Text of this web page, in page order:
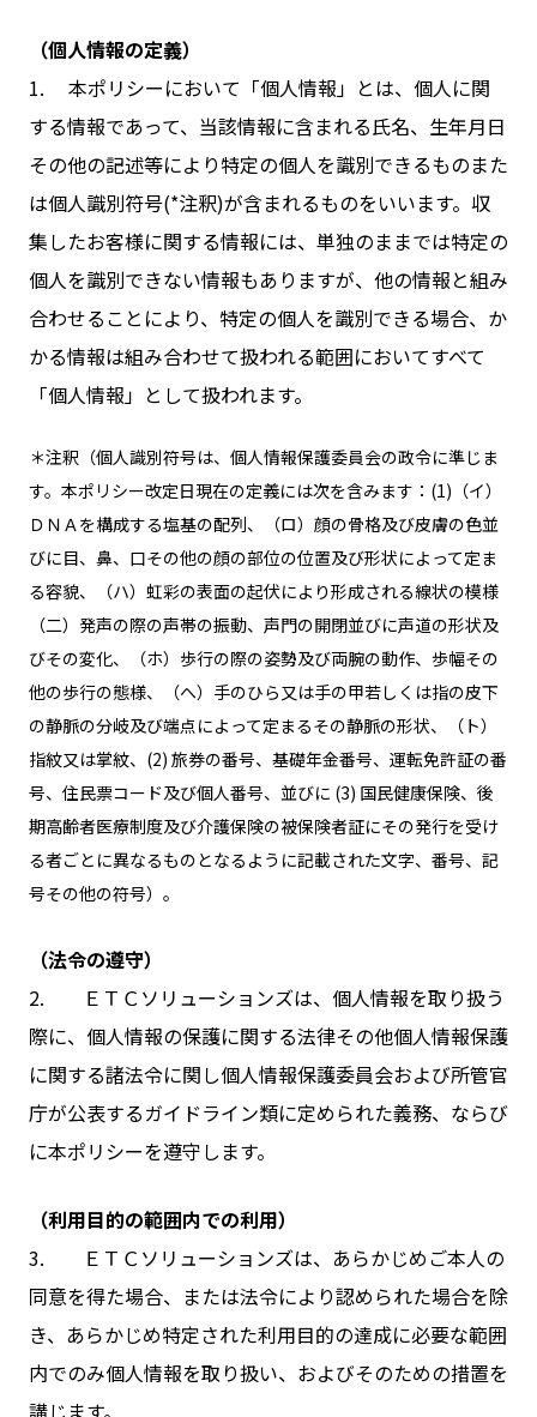
（個人情報の定義）
1. 本ポリシーにおいて「個人情報」とは、個人に関
する情報であって、当該情報に含まれる氏名、生年月日
その他の記述等により特定の個人を識別できるものまた
は個人識別符号(*注釈)が含まれるものをいいます。収
集したお客様に関する情報には、単独のままでは特定の
個人を識別できない情報もありますが、他の情報と組み
合わせることにより、特定の個人を識別できる場合、か
かる情報は組み合わせて扱われる範囲においてすべて
「個人情報」として扱われます。
＊注釈（個人識別符号は、個人情報保護委員会の政令に準じま
す。本ポリシー改定日現在の定義には次を含みます：(1)（イ）
ＤＮＡを構成する塩基の配列、（ロ）顔の骨格及び皮膚の色並
びに目、鼻、口その他の顔の部位の位置及び形状によって定ま
る容貌、（ハ）虹彩の表面の起伏により形成される線状の模様
（二）発声の際の声帯の振動、声門の開閉並びに声道の形状及
びその変化、（ホ）歩行の際の姿勢及び両腕の動作、歩幅その
他の歩行の態様、（へ）手のひら又は手の甲若しくは指の皮下
の静脈の分岐及び端点によって定まるその静脈の形状、（ト）
指紋又は掌紋、(2) 旅券の番号、基礎年金番号、運転免許証の番
号、住民票コード及び個人番号、並びに (3) 国民健康保険、後
期高齢者医療制度及び介護保険の被保険者証にその発行を受け
る者ごとに異なるものとなるように記載された文字、番号、記
号その他の符号）。
（法令の遵守）
2. ＥＴＣソリューションズは、個人情報を取り扱う
際に、個人情報の保護に関する法律その他個人情報保護
に関する諸法令に関し個人情報保護委員会および所管官
庁が公表するガイドライン類に定められた義務、ならび
に本ポリシーを遵守します。
（利用目的の範囲内での利用）
3. ＥＴＣソリューションズは、あらかじめご本人の
同意を得た場合、または法令により認められた場合を除
き、あらかじめ特定された利用目的の達成に必要な範囲
内でのみ個人情報を取り扱い、およびそのための措置を
講じます。